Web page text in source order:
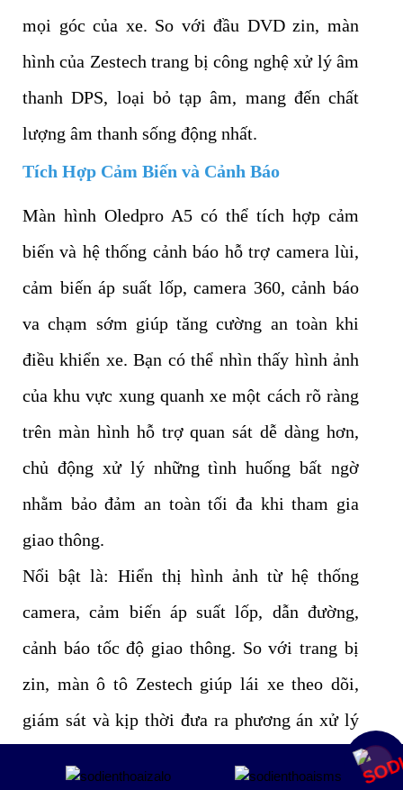
mọi góc của xe. So với đầu DVD zin, màn
hình của Zestech trang bị công nghệ xử lý âm
thanh DPS, loại bỏ tạp âm, mang đến chất
lượng âm thanh sống động nhất.
Tích Hợp Cảm Biến và Cảnh Báo
Màn hình Oledpro A5 có thể tích hợp cảm
biến và hệ thống cảnh báo hỗ trợ camera lùi,
cảm biến áp suất lốp, camera 360, cảnh báo
va chạm sớm giúp tăng cường an toàn khi
điều khiển xe. Bạn có thể nhìn thấy hình ảnh
của khu vực xung quanh xe một cách rõ ràng
trên màn hình hỗ trợ quan sát dễ dàng hơn,
chủ động xử lý những tình huống bất ngờ
nhằm bảo đảm an toàn tối đa khi tham gia
giao thông.
Nổi bật là: Hiển thị hình ảnh từ hệ thống
camera, cảm biến áp suất lốp, dẫn đường,
cảnh báo tốc độ giao thông. So với trang bị
zin, màn ô tô Zestech giúp lái xe theo dõi,
giám sát và kịp thời đưa ra phương án xử lý
Mua ngay